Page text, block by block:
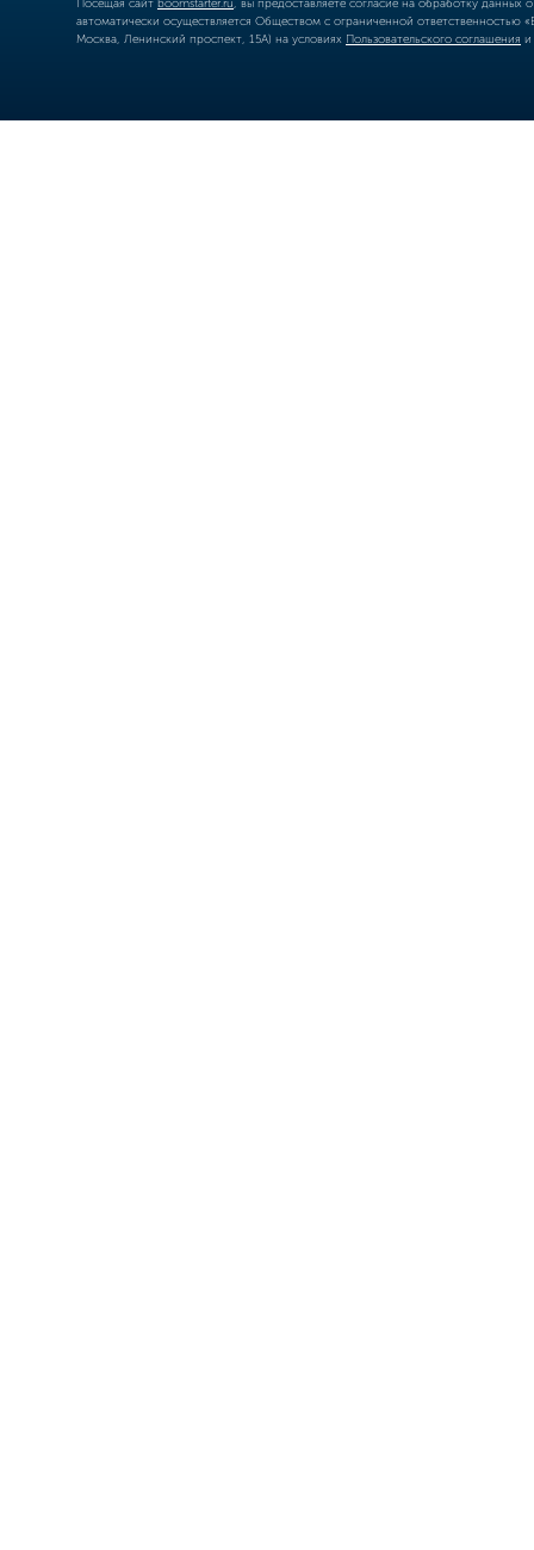
Посещая сайт boomstarter.ru , вы предоставляете согласие на обработку
автоматически осуществляется Обществом с ограниченной
Москва, Ленинский проспект, 15А) на условиях Пользовательского соглашения и